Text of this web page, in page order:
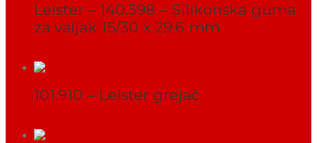
Leister – 140.598 – Silikonska guma
za valjak 15/30 x 29.6 mm
101.910 – Leister grejač